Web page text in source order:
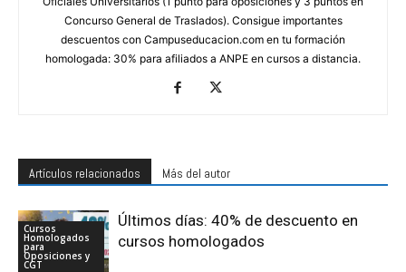
Concurso General de Traslados). Consigue importantes
descuentos con Campuseducacion.com en tu formación
homologada: 30% para afiliados a ANPE en cursos a distancia.
Artículos relacionados Más del autor
Cursos
Homologados
para
Oposiciones y
CGT
Últimos días: 40% de descuento en
cursos homologados